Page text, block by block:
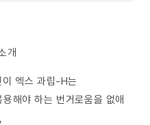
개
이 엑스 과립-H는
용해야 하는 번거로움을 없애